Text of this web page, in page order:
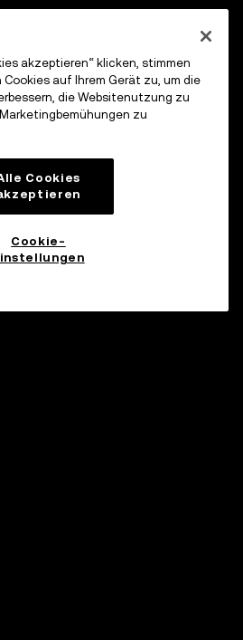
akzeptieren“ klicken, stimmen
Cookies auf Ihrem Gerät zu, um die
die Websitenutzung zu
zu
Cookies
Cookie-